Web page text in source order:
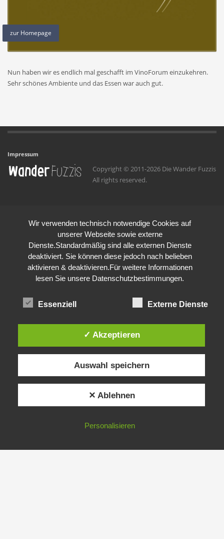
zur Homepage
Nun haben wir es endlich mal geschafft im VinoForum einzukehren.
Sehr schönes Ambiente und das Essen war auch gut.
Impressum
Copyright © 2011-2026 Die Wander Fuzzis
All rights reserved.
Wir verwenden technisch notwendige Cookies auf
unserer Webseite sowie externe
Dienste.Standardmäßig sind alle externen Dienste
deaktiviert. Sie können diese jedoch nach belieben
aktivieren & deaktivieren.Für weitere Informationen
lesen Sie unsere Datenschutzbestimmungen.
Essenziell Externe Dienste
✓ Akzeptieren
Auswahl speichern
✕ Ablehnen
Personalisieren